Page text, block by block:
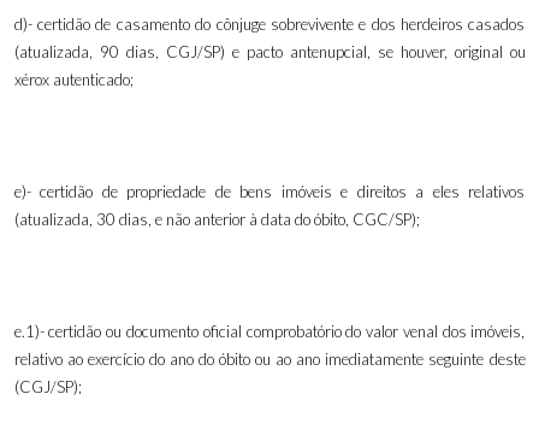
d)- certidão de casamento do cônjuge sobrevivente e dos herdeiros casados
(atualizada, 90 dias, CGJ/SP) e pacto antenupcial, se houver, original ou
xérox autenticado;
e)- certidão de propriedade de bens imóveis e direitos a eles relativos
(atualizada, 30 dias, e não anterior à data do óbito, CGC/SP);
e.1)- certidão ou documento oficial comprobatório do valor venal dos imóveis,
relativo ao exercício do ano do óbito ou ao ano imediatamente seguinte deste
(CGJ/SP);